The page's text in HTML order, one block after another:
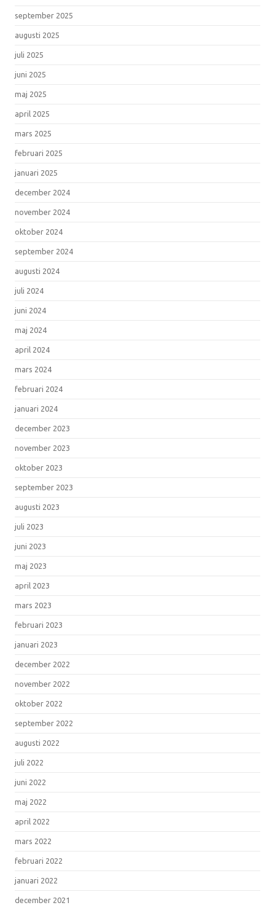
september 2025
augusti 2025
juli 2025
juni 2025
maj 2025
april 2025
mars 2025
februari 2025
januari 2025
december 2024
november 2024
oktober 2024
september 2024
augusti 2024
juli 2024
juni 2024
maj 2024
april 2024
mars 2024
februari 2024
januari 2024
december 2023
november 2023
oktober 2023
september 2023
augusti 2023
juli 2023
juni 2023
maj 2023
april 2023
mars 2023
februari 2023
januari 2023
december 2022
november 2022
oktober 2022
september 2022
augusti 2022
juli 2022
juni 2022
maj 2022
april 2022
mars 2022
februari 2022
januari 2022
december 2021